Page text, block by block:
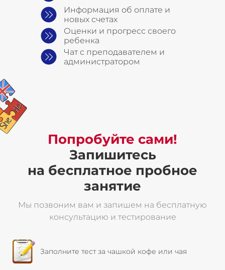
Информация об оплате и
новых счетах
Оценки и прогресс своего
ребенка
Чат с преподавателем и
администратором
Попробуйте сами!
Запишитесь
на бесплатное пробное
занятие
Мы позвоним вам и запишем на бесплатную
консультацию и тестирование
Заполните тест за чашкой кофе или чая